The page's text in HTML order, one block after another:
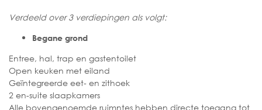
Verdeeld over 3 verdiepingen als volgt:
Begane grond
Entree, hal, trap en gastentoilet
Open keuken met eiland
Geïntegreerde eet- en zithoek
2 en-suite slaapkamers
Alle bovengenoemde ruimntes hebben directe toegang tot